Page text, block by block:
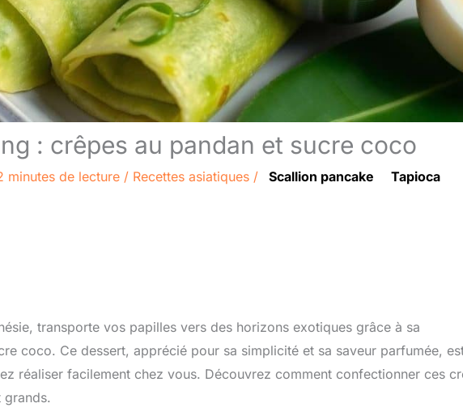
: crêpes au pandan et sucre coco
minutes de lecture / Recettes asiatiques / Scallion pancake
Tapioca
transporte vos papilles vers des horizons exotiques grâce à sa
coco. Ce dessert, apprécié pour sa simplicité et sa saveur parfumée,
réaliser facilement chez vous. Découvrez comment confectionner ces
grands.